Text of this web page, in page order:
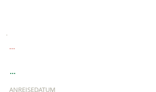
...
...
ANREISEDATUM